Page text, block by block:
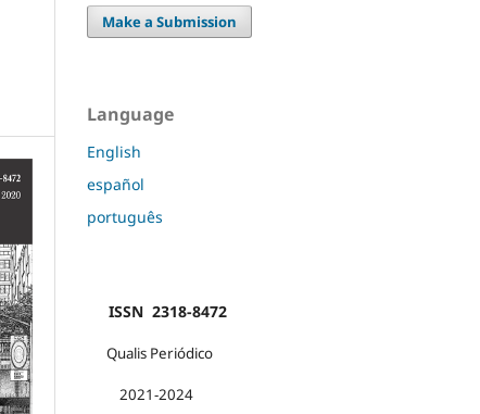
Make a Submission
Language
English
español
português
ISSN 2318-8472
Qualis Periódico
2021-2024